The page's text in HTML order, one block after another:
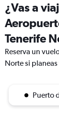
¿Vas a
Tenerife
Reserva un
Norte si
Puerto